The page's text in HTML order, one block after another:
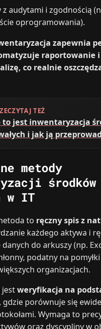
audytami i zgodnością
oprogramowania).
zapewnia
raportowanie i
co realnie
TEŻ
to jest inwentaryzacja
i jak ją
metody
środków
w IT
to ręczny spis z
każdego aktywa i
do arkuszy (np.
podatny na pomyłki
organizacjach.
jestweryfikacja na
, gdzie porównuje się
Wymaga to
oraz dyscypliny w